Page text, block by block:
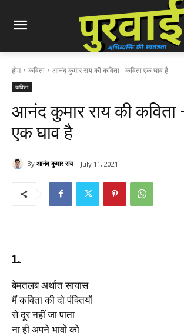
होम कविता आनंद कुमार राय की कविता - कविता एक घाव है
कविता
आनंद कुमार राय की कविता
एक घाव है
By आनंद कुमार राय July 11, 2021
1.
बेमतलब अर्थात सायास
मैं कविता की दो पंक्तियों
से दूर नहीं जा पाता
ना ही अपने भावों को